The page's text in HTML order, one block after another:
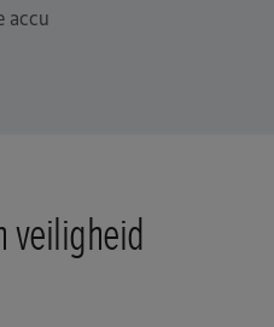
accu
veiligheid